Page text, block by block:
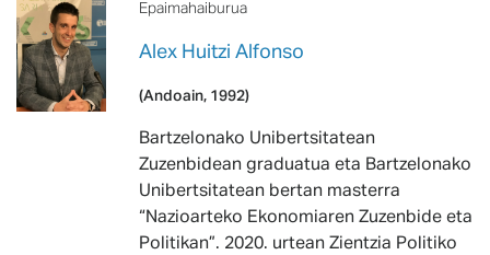
Epaimahaiburua
Alex Huitzi Alfonso
(Andoain, 1992)
Bartzelonako Unibertsitatean
Zuzenbidean graduatua eta Bartzelonako
Unibertsitatean bertan masterra
“Nazioarteko Ekonomiaren Zuzenbide eta
Politikan”. 2020. urtean Zientzia Politiko